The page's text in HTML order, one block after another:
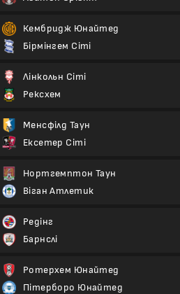
Кембридж Юнайтед
Бірмінгем Сіті
Лінкольн Сіті
Рексхем
Менсфілд Таун
Ексетер Сіті
Нортгемптон Таун
Віган Атлетик
Редінг
Барнслі
Ротерхем Юнайтед
Пітерборо Юнайтед